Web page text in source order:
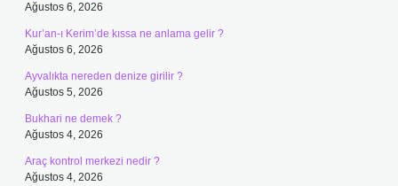
Ağustos 6, 2026
Kur’an-ı Kerim’de kıssa ne anlama gelir ?
Ağustos 6, 2026
Ayvalıkta nereden denize girilir ?
Ağustos 5, 2026
Bukhari ne demek ?
Ağustos 4, 2026
Araç kontrol merkezi nedir ?
Ağustos 4, 2026